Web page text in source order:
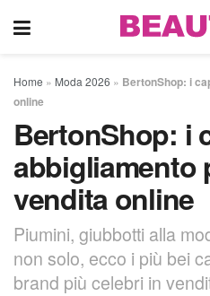
Home » Moda 2026 » BertonShop: i
online
BertonShop: i
abbigliamento
vendita online
Piumini, giubbotti alla
non solo, ecco i più bei
brand più celebri in